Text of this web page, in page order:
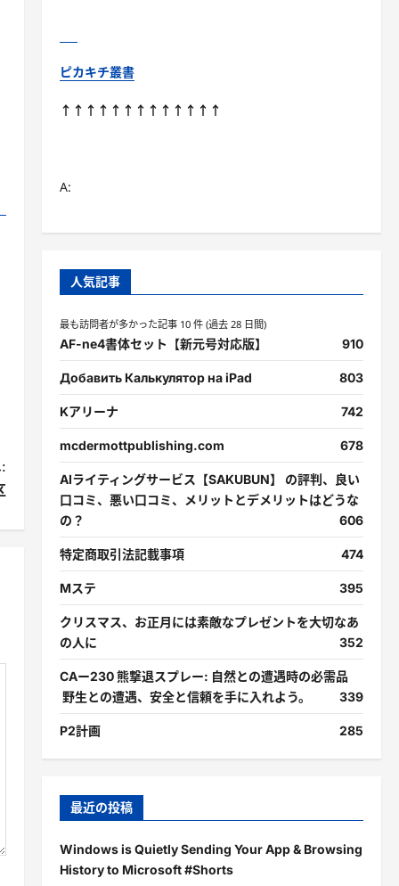
ピカキチ叢書
↑↑↑↑↑↑↑↑↑↑↑↑↑
A:
人気記事
最も訪問者が多かった記事 10 件 (過去 28 日間)
AF-ne4書体セット【新元号対応版】 910
Добавить Калькулятор на iPad 803
Kアリーナ 742
mcdermottpublishing.com 678
AIライティングサービス【SAKUBUN】 の評判、良い
口コミ、悪い口コミ、メリットとデメリットはどうな
の？
606
特定商取引法記載事項 474
Mステ 395
クリスマス、お正月には素敵なプレゼントを大切なあ
の人に
352
CAー230 熊撃退スプレー: 自然との遭遇時の必需品
野生との遭遇、安全と信頼を手に入れよう。
339
P2計画 285
最近の投稿
Windows is Quietly Sending Your App & Browsing
History to Microsoft #Shorts